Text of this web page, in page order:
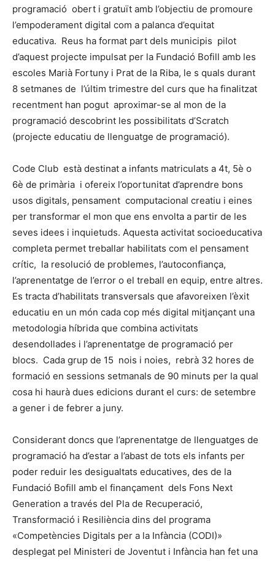
programació obert i gratuït amb l’objectiu de promoure
l’empoderament digital com a palanca d’equitat
educativa. Reus ha format part dels municipis pilot
d’aquest projecte impulsat per la Fundació Bofill amb les
escoles Marià Fortuny i Prat de la Riba, le s quals durant
8 setmanes de l’últim trimestre del curs que ha finalitzat
recentment han pogut aproximar-se al mon de la
programació descobrint les possibilitats d’Scratch
(projecte educatiu de llenguatge de programació).
Code Club està destinat a infants matriculats a 4t, 5è o
6è de primària i ofereix l’oportunitat d’aprendre bons
usos digitals, pensament computacional creatiu i eines
per transformar el mon que ens envolta a partir de les
seves idees i inquietuds. Aquesta activitat socioeducativa
completa permet treballar habilitats com el pensament
crític, la resolució de problemes, l’autoconfiança,
l’aprenentatge de l’error o el treball en equip, entre altres.
Es tracta d’habilitats transversals que afavoreixen l’èxit
educatiu en un món cada cop més digital mitjançant una
metodologia híbrida que combina activitats
desendollades i l’aprenentatge de programació per
blocs. Cada grup de 15 nois i noies, rebrà 32 hores de
formació en sessions setmanals de 90 minuts per la qual
cosa hi haurà dues edicions durant el curs: de setembre
a gener i de febrer a juny.
Considerant doncs que l’aprenentatge de llenguatges de
programació ha d’estar a l’abast de tots els infants per
poder reduir les desigualtats educatives, des de la
Fundació Bofill amb el finançament dels Fons Next
Generation a través del Pla de Recuperació,
Transformació i Resiliència dins del programa
«Competències Digitals per a la Infància (CODI)»
desplegat pel Ministeri de Joventut i Infància han fet una